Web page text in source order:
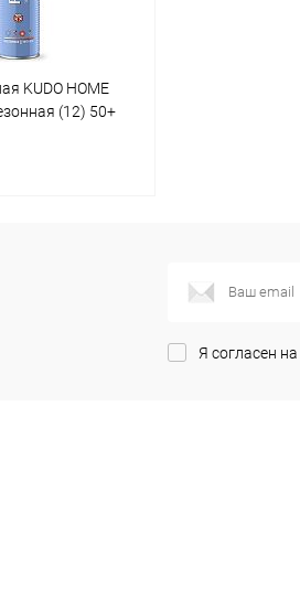
KUDO HOME
(12) 50+
Я согласен на